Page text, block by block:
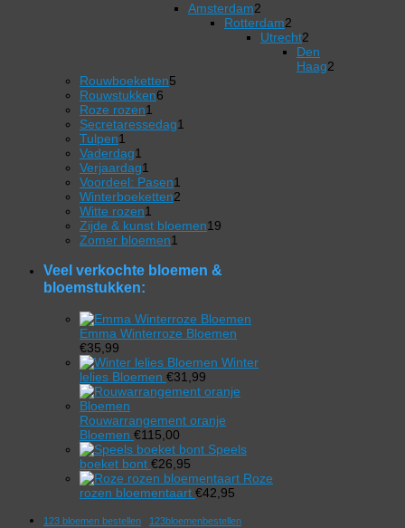
producten
Amsterdam2
producten
Rotterdam2
Utrecht2
producten
Den
Haag2
Rouwboeketten5
Rouwstukken6
Roze rozen1
product
Secretaressedag1
Tulpen1
product
Vaderdag1
product
Verjaardag1
product
Voordeel: Pasen1
Winterboeketten2
Witte rozen1
product
Zijde & kunst bloemen19
Zomer bloemen1
Veel verkochte bloemen &
bloemstukken:
Emma Winterroze Bloemen
€35,99
Winter
lelies Bloemen €31,99
Rouwarrangement oranje
Bloemen €115,00
Speels
boeket bont €26,95
Roze
rozen bloementaart €42,95
123 bloemen bestellen
123bloemenbestellen